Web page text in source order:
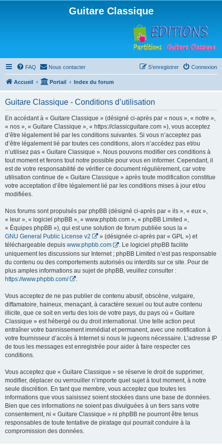
Guitare Classique
FAQ Nous contacter Connexion
S’enregistrer
Accueil Portail Index du forum
Guitare Classique - Conditions d’utilisation
En accédant à « Guitare Classique » (désigné ci-après par « nous », « notre »,
« nos », « Guitare Classique », « https://classicguitare.com »), vous acceptez
d’être légalement lié par les conditions suivantes. Si vous n’acceptez pas
d’être légalement lié par toutes ces conditions, alors n’accédez pas et/ou
n’utilisez pas « Guitare Classique ». Nous pouvons modifier ces conditions à
tout moment et ferons tout notre possible pour vous en informer. Cependant, il
est de votre responsabilité de vérifier ce document régulièrement, car votre
utilisation continue de « Guitare Classique » après toute modification constitue
votre acceptation d’être légalement lié par les conditions mises à jour et/ou
modifiées.
Nos forums sont propulsés par phpBB (désigné ci-après par « ils », « eux »,
« leur », « logiciel phpBB », « www.phpbb.com », « phpBB Limited »,
« Équipes phpBB »), qui est une solution de forum publiée sous la «
GNU General Public License v2
» (désignée ci-après par « GPL ») et
téléchargeable depuis www.phpbb.com
. Le logiciel phpBB facilite
uniquement les discussions sur Internet ; phpBB Limited n’est pas responsable
du contenu ou des comportements autorisés ou interdits sur ce site. Pour de
plus amples informations au sujet de phpBB, veuillez consulter :
https://www.phpbb.com/
Vous acceptez de ne pas publier de contenu abusif, obscène, vulgaire,
diffamatoire, haineux, menaçant, à caractère sexuel ou tout autre contenu
illicite, que ce soit en vertu des lois de votre pays, du pays où « Guitare
Classique » est hébergé ou du droit international. Une telle action peut
entraîner votre bannissement immédiat et permanent, avec une notification à
votre fournisseur d’accès à Internet si nous le jugeons nécessaire. L’adresse IP
de tous les messages est enregistrée pour aider à faire respecter ces
conditions.
Vous acceptez que « Guitare Classique » se réserve le droit de supprimer,
modifier, déplacer ou verrouiller n’importe quel sujet à tout moment, à notre
seule discrétion. En tant que membre, vous acceptez que toutes les
informations que vous saisissez soient stockées dans une base de données.
Bien que ces informations ne soient pas divulguées à un tiers sans votre
consentement, ni « Guitare Classique » ni phpBB ne pourront être tenus
responsables de toute tentative de piratage qui pourrait conduire à la
compromission des données.